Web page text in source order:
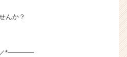
んか？
／*━━━━